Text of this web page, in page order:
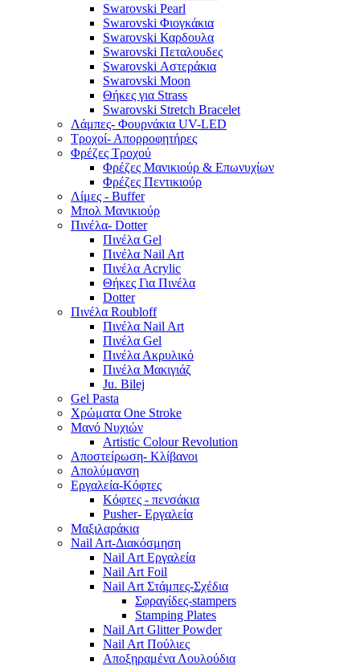
Swarovski Pearl
Swarovski Φιογκάκια
Swarovski Καρδουλα
Swarovski Πεταλουδες
Swarovski Αστεράκια
Swarovski Moon
Θήκες για Strass
Swarovski Stretch Bracelet
Λάμπες- Φουρνάκια UV-LED
Τροχοί- Απορροφητήρες
Φρέζες Τροχού
Φρέζες Μανικιούρ & Επωνυχίων
Φρέζες Πεντικιούρ
Λίμες - Buffer
Μπολ Μανικιούρ
Πινέλα- Dotter
Πινέλα Gel
Πινέλα Nail Art
Πινέλα Acrylic
Θήκες Για Πινέλα
Dotter
Πινέλα Roubloff
Πινέλα Nail Art
Πινέλα Gel
Πινέλα Ακρυλικό
Πινέλα Μακιγιάζ
Ju. Bilej
Gel Pasta
Χρώματα One Stroke
Mανό Nυχιών
Artistic Colour Revolution
Αποστείρωση- Κλίβανοι
Απολύμανση
Εργαλεία-Κόφτες
Κόφτες - πενσάκια
Pusher- Εργαλεία
Μαξιλαράκια
Nail Art-Διακόσμηση
Nail Art Εργαλεία
Nail Art Foil
Nail Art Στάμπες-Σχέδια
Σφραγίδες-stampers
Stamping Plates
Nail Art Glitter Powder
Nail Art Πούλιες
Αποξηραμένα Λουλούδια